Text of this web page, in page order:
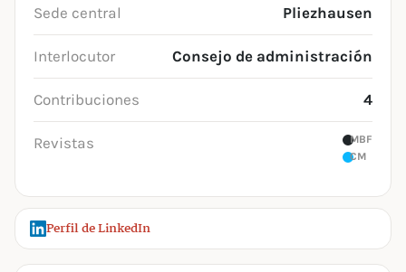
Sede central Pliezhausen
Interlocutor Consejo de administración
Contribuciones 4
Revistas
MBF
CM
Perfil de LinkedIn